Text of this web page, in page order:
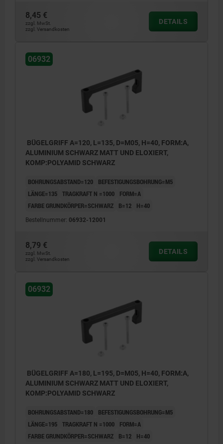
8,45 €
zzgl. MwSt.
zzgl. Versandkosten
DETAILS
06932
BÜGELGRIFF A=120, L=135, D=M05, H=40, FORM:A,
ALUMINIUM SCHWARZ MATT UND ELOXIERT,
KOMP:POLYAMID SCHWARZ
BOHRUNGSABSTAND=120
BEFESTIGUNGSBOHRUNG=M5
LÄNGE=135 TRAGKRAFT N =1000
FORM=A
FARBE GRUNDKÖRPER=SCHWARZ
B=12 H=40
Bestellnummer: 06932-12001
8,79 €
zzgl. MwSt.
zzgl. Versandkosten
DETAILS
06932
BÜGELGRIFF A=180, L=195, D=M05, H=40, FORM:A,
ALUMINIUM SCHWARZ MATT UND ELOXIERT,
KOMP:POLYAMID SCHWARZ
BOHRUNGSABSTAND=180
BEFESTIGUNGSBOHRUNG=M5
LÄNGE=195 TRAGKRAFT N =1000
FORM=A
FARBE GRUNDKÖRPER=SCHWARZ
B=12 H=40